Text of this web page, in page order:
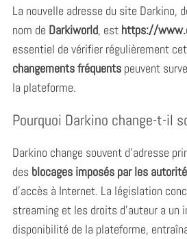
La nouvelle adresse du site Darkino,
nom de Darkiworld, est https://
essentiel de vérifier régulièrement
changements fréquentspeuvent
la plateforme.
Pourquoi Darkino change-t-il
Darkino change souvent d’adresse
des blocages imposés par les
d’accès à Internet. La législation
streaming et les droits d’auteur a un
disponibilité de la plateforme,